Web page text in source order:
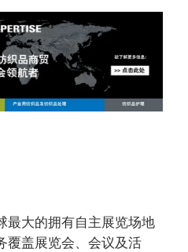
最大的拥有自主展览场地
覆盖展览会、会议及活